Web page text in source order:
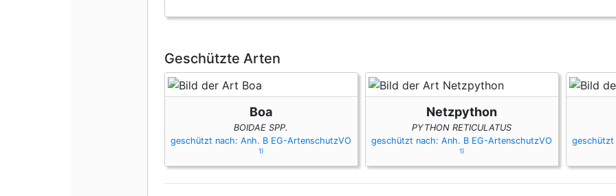
Dokumentenfreiheit ausgenommen.
Geschützte Arten
Boa
BOIDAE SPP.
geschützt nach: Anh. B EG-ArtenschutzVO
1)
Netzpython
PYTHON RETICULATUS
geschützt nach: Anh. B EG-ArtenschutzVO
1)
geschützt